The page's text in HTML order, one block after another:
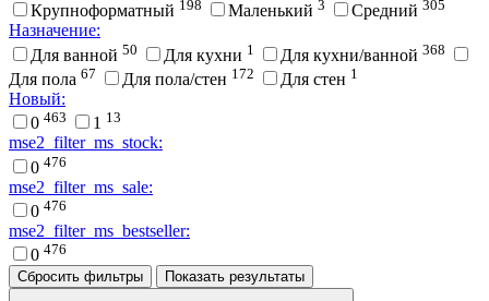
Крупноформатный 198 Маленький 3 Средний 305
Назначение:
Для ванной 50 Для кухни 1 Для кухни/ванной 368
Для пола 67 Для пола/стен 172 Для стен 1
Новый:
0 463 1 13
mse2_filter_ms_stock:
0 476
mse2_filter_ms_sale:
0 476
mse2_filter_ms_bestseller:
0 476
Сбросить фильтры
Показать результаты